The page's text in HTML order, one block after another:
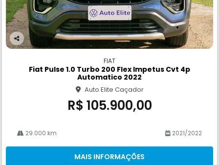
Co
FIAT
Fiat Pulse 1.0 Turbo 200 Flex Impetus Cvt 4p
Automatico 2022
Auto Elite Caçador
R$ 105.900,00
29.000 km 2021/2022
MAIS INFORMAÇÕES